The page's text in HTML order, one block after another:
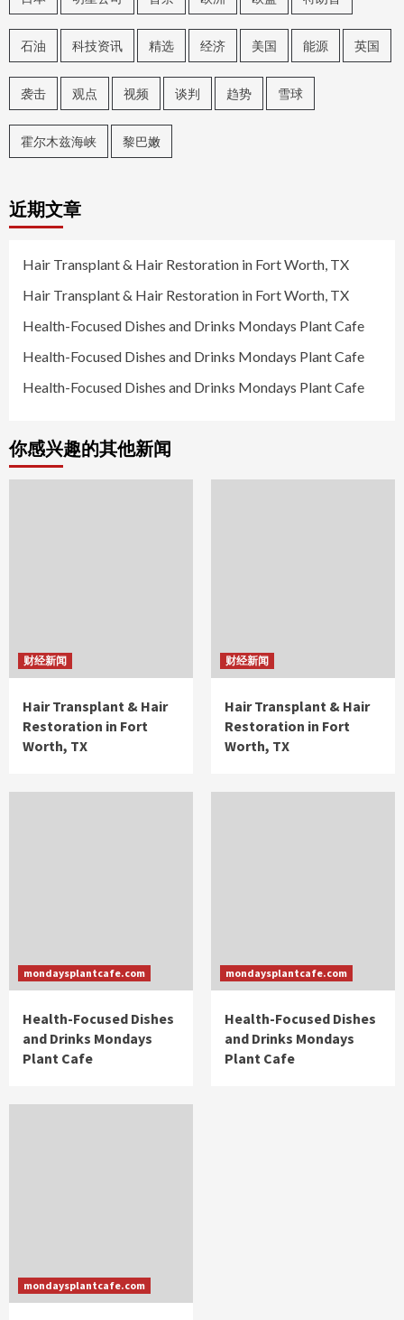
石油 科技资讯 精选 经济 美国 能源 英国
袭击 观点 视频 谈判 趋势 雪球
霍尔木兹海峡 黎巴嫩
近期文章
Hair Transplant & Hair Restoration in Fort Worth, TX
Hair Transplant & Hair Restoration in Fort Worth, TX
Health-Focused Dishes and Drinks Mondays Plant Cafe
Health-Focused Dishes and Drinks Mondays Plant Cafe
Health-Focused Dishes and Drinks Mondays Plant Cafe
你感兴趣的其他新闻
财经新闻
Hair Transplant & Hair
Restoration in Fort
Worth, TX
财经新闻
Hair Transplant & Hair
Restoration in Fort
Worth, TX
mondaysplantcafe.com
Health-Focused Dishes
and Drinks Mondays
Plant Cafe
mondaysplantcafe.com
Health-Focused Dishes
and Drinks Mondays
Plant Cafe
mondaysplantcafe.com